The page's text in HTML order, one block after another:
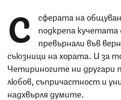
С
сферата на
подкрепа кучетата
превърнали във
съюзници на хората. И за
Четириногите ни другари
любов, съпричастност и
надхвърля думите.